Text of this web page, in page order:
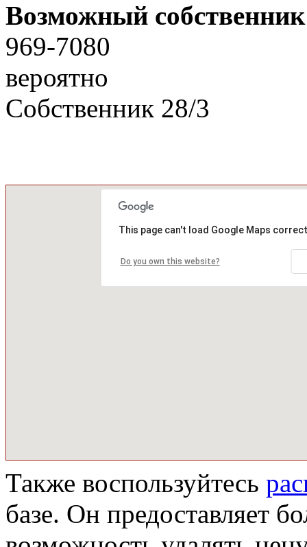
Возможный
969-7080
вероятно
Собственник 28/3
This page can't load Google Maps
Do you own this website?
Также воспользуйтесь
базе. Он предоставляет